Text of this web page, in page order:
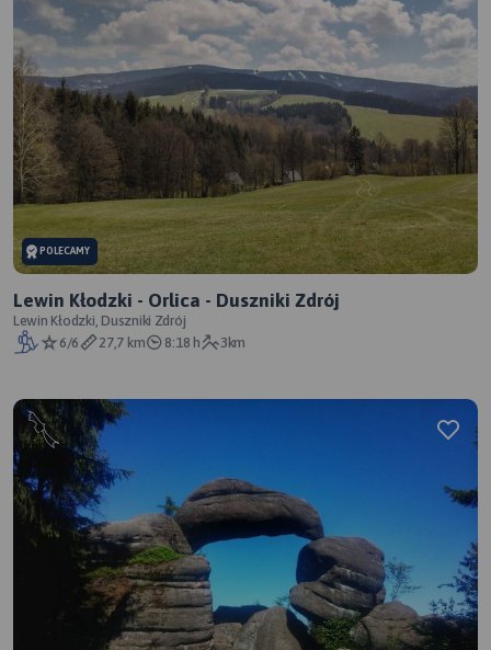
POLECAMY
Lewin Kłodzki - Orlica - Duszniki Zdrój
Lewin Kłodzki, Duszniki Zdrój
6/6
27,7 km 8:18 h 3km